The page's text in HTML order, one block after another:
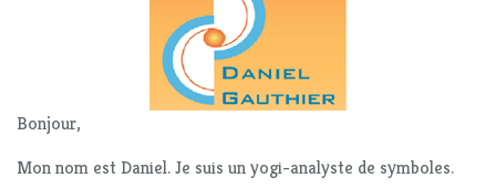
Bonjour,
Mon nom est Daniel. Je suis un yogi-analyste de symboles.